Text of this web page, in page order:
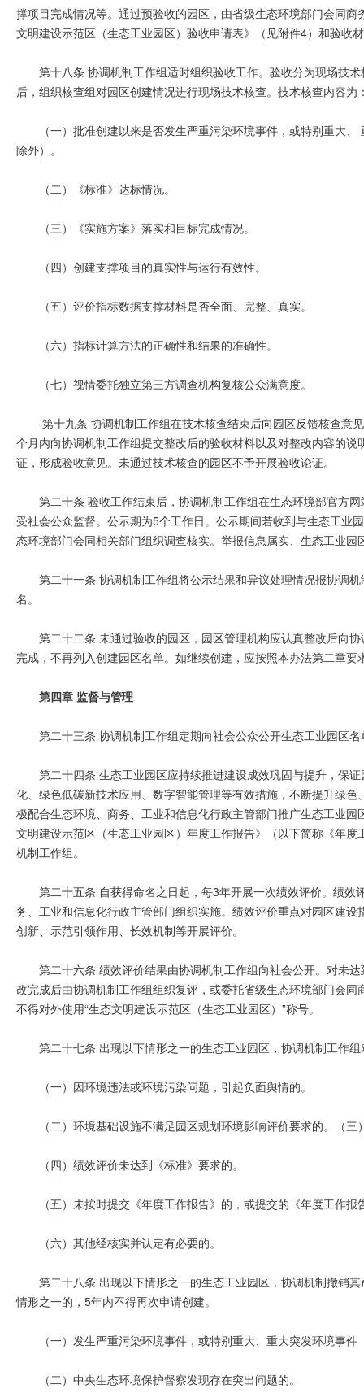
撑项目完成情况等。通过预验收的园区，由省级生态环境部门会同
文明建设示范区（生态工业园区）验收申请表》（见附件4）和验收
第十八条 协调机制工作组适时组织验收工作。验收分为现场技
后，组织核查组对园区创建情况进行现场技术核查。技术核查内容为
（一）批准创建以来是否发生严重污染环境事件，或特别重大
除外）。
（二）《标准》达标情况。
（三）《实施方案》落实和目标完成情况。
（四）创建支撑项目的真实性与运行有效性。
（五）评价指标数据支撑材料是否全面、完整、真实。
（六）指标计算方法的正确性和结果的准确性。
（七）视情委托独立第三方调查机构复核公众满意度。
第十九条 协调机制工作组在技术核查结束后向园区反馈核查意
个月内向协调机制工作组提交整改后的验收材料以及对整改内容的
证，形成验收意见。未通过技术核查的园区不予开展验收论证。
第二十条 验收工作结束后，协调机制工作组在生态环境部官方
受社会公众监督。公示期为5个工作日。公示期间若收到与生态工业
态环境部门会同相关部门组织调查核实。举报信息属实、生态工业
第二十一条 协调机制工作组将公示结果和异议处理情况报协调
名。
第二十二条 未通过验收的园区，园区管理机构应认真整改后向
完成，不再列入创建园区名单。如继续创建，应按照本办法第二章要
第四章 监督与管理
第二十三条 协调机制工作组定期向社会公众公开生态工业园区
第二十四条 生态工业园区应持续推进建设成效巩固与提升，保
化、绿色低碳新技术应用、数字智能管理等有效措施，不断提升绿
极配合生态环境、商务、工业和信息化行政主管部门推广生态工业
文明建设示范区（生态工业园区）年度工作报告》（以下简称《年
机制工作组。
第二十五条 自获得命名之日起，每3年开展一次绩效评价。绩
务、工业和信息化行政主管部门组织实施。绩效评价重点对园区建
创新、示范引领作用、长效机制等开展评价。
第二十六条 绩效评价结果由协调机制工作组向社会公开。对未
改完成后由协调机制工作组组织复评，或委托省级生态环境部门会
不得对外使用“生态文明建设示范区（生态工业园区）”称号。
第二十七条 出现以下情形之一的生态工业园区，协调机制工作
（一）因环境违法或环境污染问题，引起负面舆情的。
（二）环境基础设施不满足园区规划环境影响评价要求的。（
（四）绩效评价未达到《标准》要求的。
（五）未按时提交《年度工作报告》的，或提交的《年度工作
（六）其他经核实并认定有必要的。
第二十八条 出现以下情形之一的生态工业园区，协调机制撤销
情形之一的，5年内不得再次申请创建。
（一）发生严重污染环境事件，或特别重大、重大突发环境事
（二）中央生态环境保护督察发现存在突出问题的。